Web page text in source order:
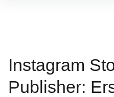
Instagram
Publisher: